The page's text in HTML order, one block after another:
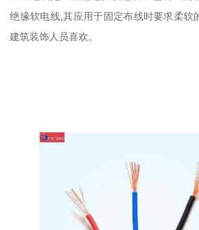
绝缘软电线,其应用于固定布线时要求柔软
建筑装饰人员喜欢。